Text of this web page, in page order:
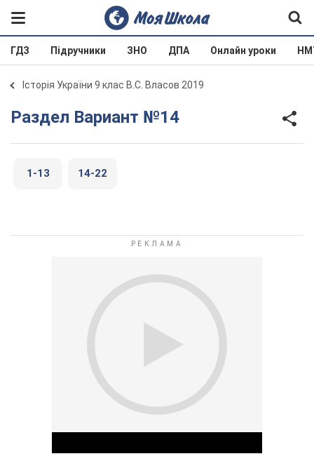
ГДЗ Підручники ЗНО ДПА Онлайн уроки
Історія України 9 клас В.С. Власов 2019
Раздел Вариант №14
1-13 14-22